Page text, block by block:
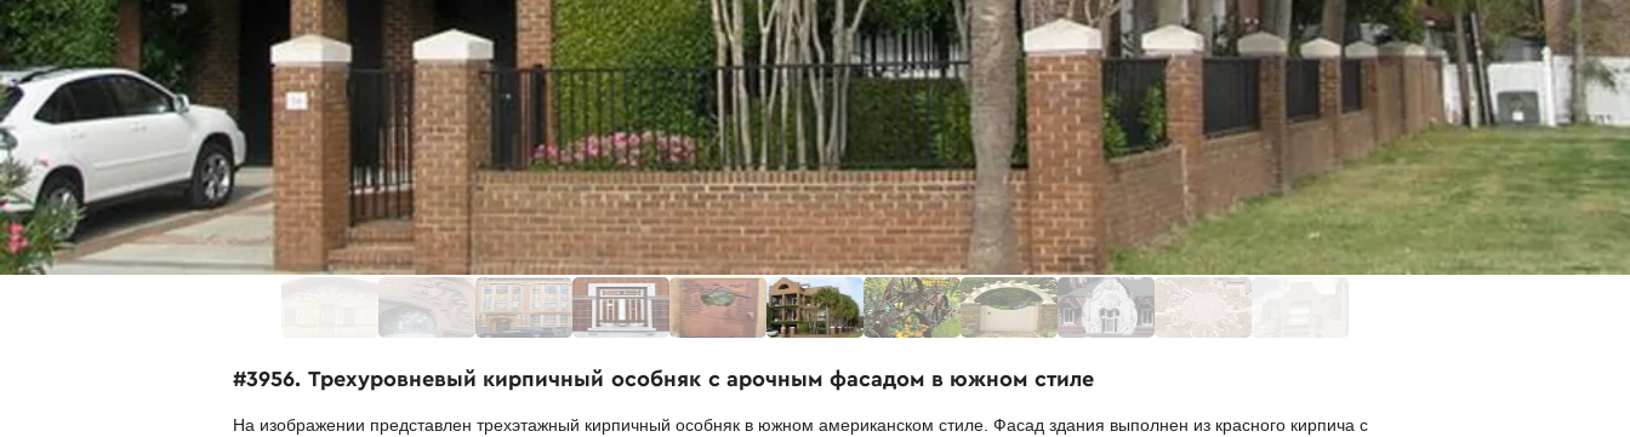
#3956. Трехуровневый кирпичный особняк с арочным фасадом в южном стиле
На изображении представлен трехэтажный кирпичный особняк в южном американском стиле. Фасад здания выполнен из красного кирпича с